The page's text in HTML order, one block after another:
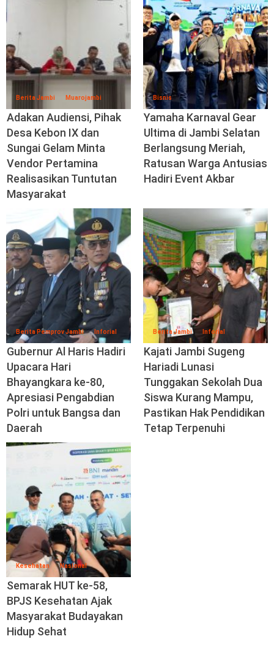
Berita Jambi Muarojambi
Adakan Audiensi, Pihak
Desa Kebon IX dan
Sungai Gelam Minta
Vendor Pertamina
Realisasikan Tuntutan
Masyarakat
Bisnis
Yamaha Karnaval Gear
Ultima di Jambi Selatan
Berlangsung Meriah,
Ratusan Warga Antusias
Hadiri Event Akbar
Berita Pemprov Jambi Inforial
Gubernur Al Haris Hadiri
Upacara Hari
Bhayangkara ke-80,
Apresiasi Pengabdian
Polri untuk Bangsa dan
Daerah
Berita Jambi Inforial
Kajati Jambi Sugeng
Hariadi Lunasi
Tunggakan Sekolah Dua
Siswa Kurang Mampu,
Pastikan Hak Pendidikan
Tetap Terpenuhi
Kesehatan Nasional
Semarak HUT ke-58,
BPJS Kesehatan Ajak
Masyarakat Budayakan
Hidup Sehat